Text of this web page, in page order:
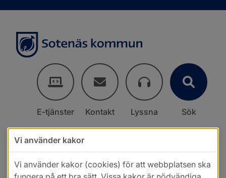
E-tjänster Kontakt Lyssna Sök
Vi använder kakor
Vi använder kakor (cookies) för att webbplatsen ska